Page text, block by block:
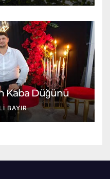
Kaba Düğünü
BAYIR